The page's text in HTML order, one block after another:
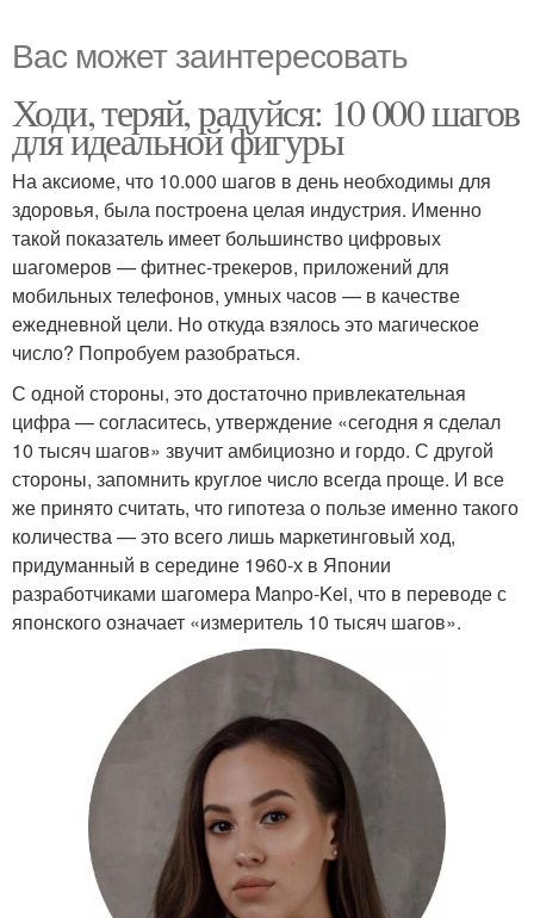
Вас может заинтересовать
Ходи, теряй, радуйся: 10 000 шагов
для идеальной фигуры
На аксиоме, что 10.000 шагов в день необходимы для
здоровья, была построена целая индустрия. Именно
такой показатель имеет большинство цифровых
шагомеров — фитнес-трекеров, приложений для
мобильных телефонов, умных часов — в качестве
ежедневной цели. Но откуда взялось это магическое
число? Попробуем разобраться.
С одной стороны, это достаточно привлекательная
цифра — согласитесь, утверждение «сегодня я сделал
10 тысяч шагов» звучит амбициозно и гордо. С другой
стороны, запомнить круглое число всегда проще. И все
же принято считать, что гипотеза о пользе именно такого
количества — это всего лишь маркетинговый ход,
придуманный в середине 1960-х в Японии
разработчиками шагомера Manpo-Kei, что в переводе с
японского означает «измеритель 10 тысяч шагов».